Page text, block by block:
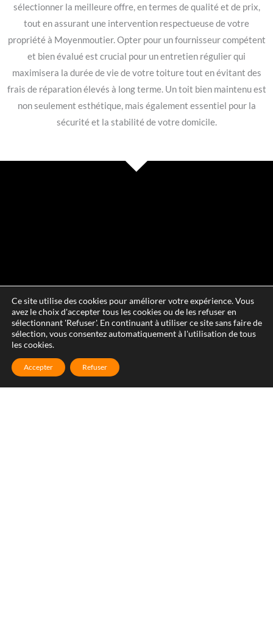
sélectionner la meilleure offre, en termes de qualité et de prix,
tout en assurant une intervention respectueuse de votre
propriété à Moyenmoutier. Opter pour un fournisseur compétent
et bien évalué est crucial pour un entretien régulier qui
maximisera la durée de vie de votre toiture tout en évitant des
frais de réparation élevés à long terme. Un toit bien maintenu est
non seulement esthétique, mais également essentiel pour la
sécurité et la stabilité de votre domicile.
Ce site utilise des cookies pour améliorer votre expérience. Vous
avez le choix d'accepter tous les cookies ou de les refuser en
sélectionnant 'Refuser'. En continuant à utiliser ce site sans faire de
sélection, vous consentez automatiquement à l'utilisation de tous
les cookies.
Accepter Refuser